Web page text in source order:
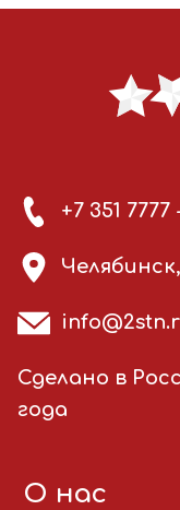
+7 351 7777
Сделано в
года
О нас